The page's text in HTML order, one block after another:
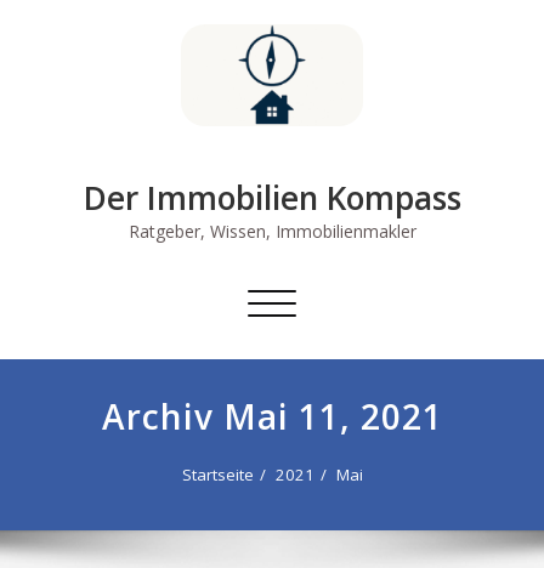
Der Immobilien Kompass
Ratgeber, Wissen, Immobilienmakler
Schalte
Archiv Mai 11, 2021
Startseite 2021 Mai